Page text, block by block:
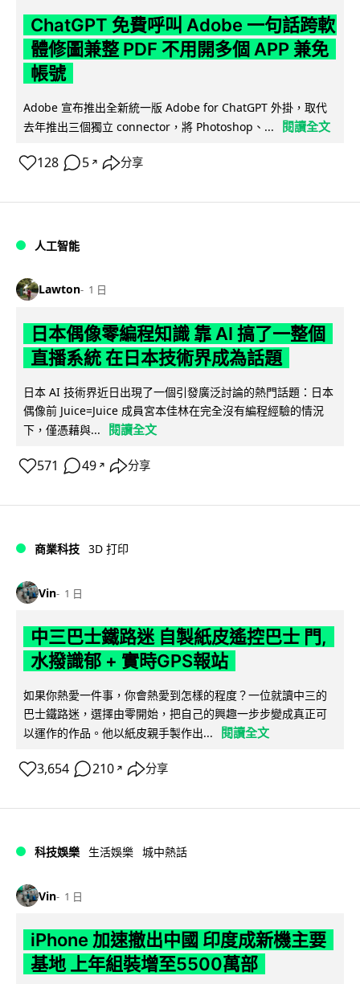
ChatGPT 免費呼叫 Adobe 一句話跨軟
體修圖兼整 PDF 不用開多個 APP 兼免
帳號
Adobe 宣布推出全新統一版 Adobe for ChatGPT 外掛，取代
去年推出三個獨立 connector，將 Photoshop、...
閱讀全文
128 5 ↗ 分享
人工智能
Lawton 1 日
日本偶像零編程知識 靠 AI 搞了一整個
直播系統 在日本技術界成為話題
日本 AI 技術界近日出現了一個引發廣泛討論的熱門話題：日本
偶像前 Juice=Juice 成員宮本佳林在完全沒有編程經驗的情況
下，僅憑藉與...
閱讀全文
571 49 ↗ 分享
商業科技 3D 打印
Vin 1 日
中三巴士鐵路迷 自製紙皮遙控巴士 門,
水撥識郁 + 實時GPS報站
如果你熱愛一件事，你會熱愛到怎樣的程度？一位就讀中三的
巴士鐵路迷，選擇由零開始，把自己的興趣一步步變成真正可
以運作的作品。他以紙皮親手製作出...
閱讀全文
3,654 210 ↗ 分享
科技娛樂 生活娛樂 城中熱話
Vin 1 日
iPhone 加速撤出中國 印度成新機主要
基地 上年組裝增至5500萬部